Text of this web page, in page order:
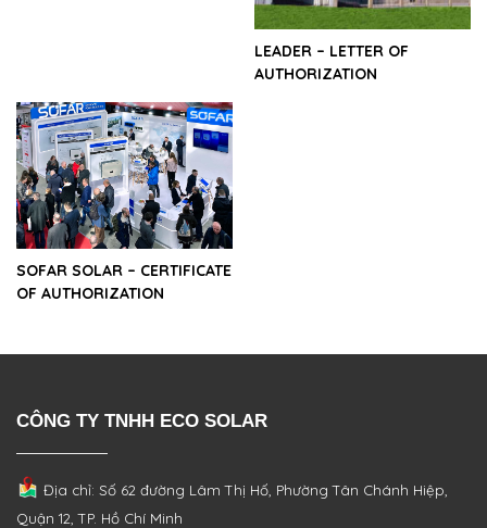
LEADER – LETTER OF
AUTHORIZATION
SOFAR SOLAR – CERTIFICATE
OF AUTHORIZATION
CÔNG TY TNHH ECO SOLAR
Địa chỉ: Số 62 đường Lâm Thị Hố, PhườngTân Chánh Hiệp,
Quận 12, TP. Hồ Chí Minh